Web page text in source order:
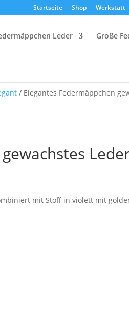
Startseite Shop Werkstatt
Leder Große
/ Elegantes Federmäppchen
mit Stoff in violett mit